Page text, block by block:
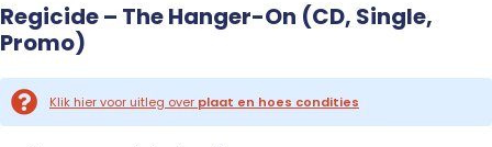
Regicide – The Hanger-On (CD, Single,
Promo)
Klik hier voor uitleg over plaat en hoes condities